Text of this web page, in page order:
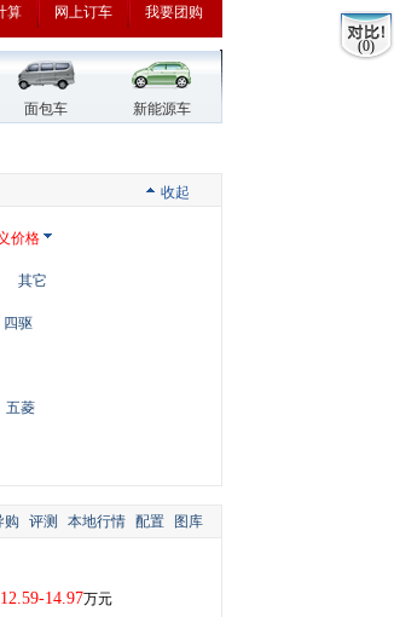
算 网上订车 我要团购
面包车 新能源车
收起
价格
其它
四驱
五菱
购 评测 本地行情 配置 图库
12.59-14.97万元
(0)